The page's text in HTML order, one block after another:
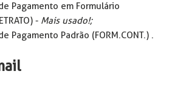
Pagamento em Formulário
- Mais usado!;
Pagamento Padrão (FORM.CONT.) .